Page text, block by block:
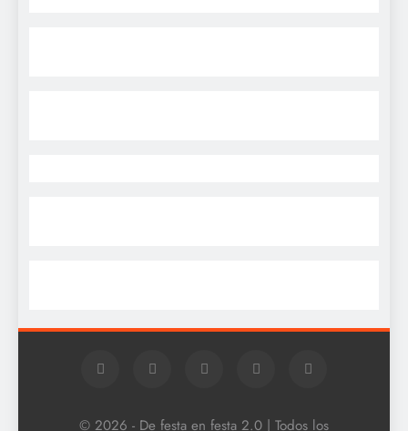
© 2026 - De festa en festa 2.0 | Todos los